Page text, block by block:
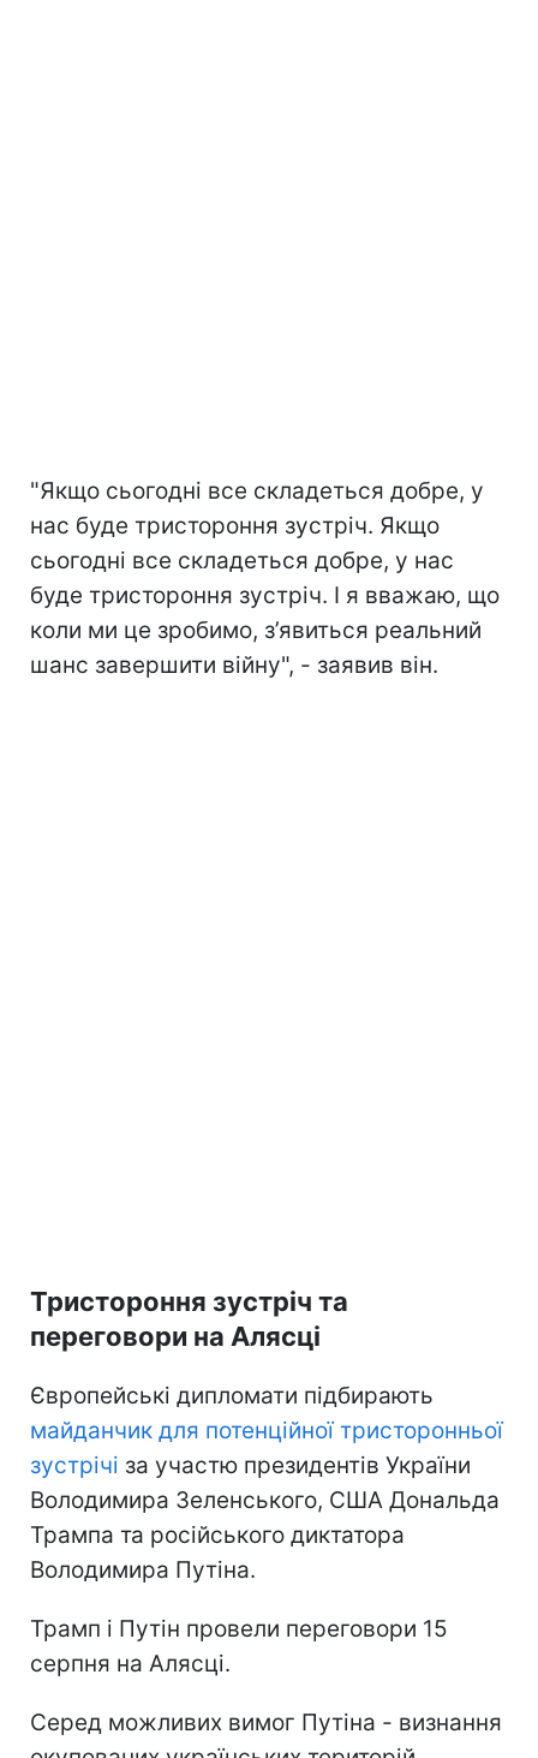
"Якщо сьогодні все складеться добре, у
нас буде тристороння зустріч. Якщо
сьогодні все складеться добре, у нас
буде тристороння зустріч. І я вважаю, що
коли ми це зробимо, з’явиться реальний
шанс завершити війну", - заявив він.
Тристороння зустріч та
переговори на Алясці
Європейські дипломати підбирають
майданчик для потенційної тристоронньої
зустрічі за участю президентів України
Володимира Зеленського, США Дональда
Трампа та російського диктатора
Володимира Путіна.
Трамп і Путін провели переговори 15
серпня на Алясці.
Серед можливих вимог Путіна - визнання